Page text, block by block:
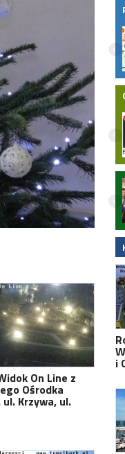
On Line z
Ośrodka
ul. Krzywa, ul.
budują internet blisko
już za 35
Polska. Miała 38 lat.
i